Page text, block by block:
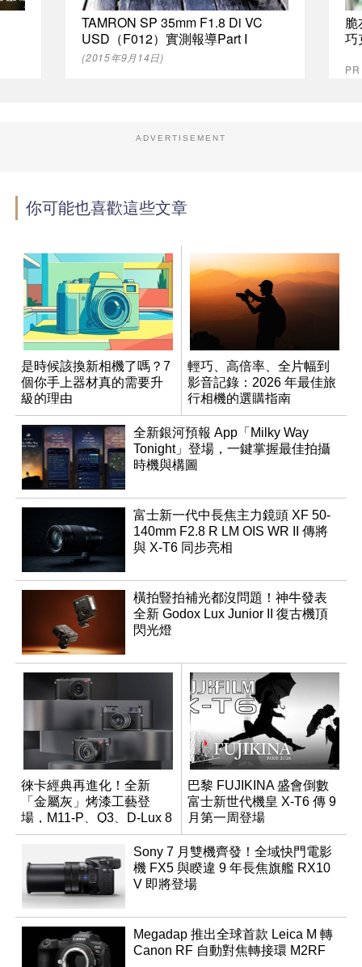
TAMRON SP 35mm F1.8 Di VC
USD（F012）實測報導Part Ⅰ
(2015年9月14日)
脆
巧
ADVERTISEMENT
你可能也喜歡這些文章
是時候該換新相機了嗎？7
個你手上器材真的需要升
級的理由
輕巧、高倍率、全片幅到
影音記錄：2026 年最佳旅
行相機的選購指南
全新銀河預報 App「Milky Way
Tonight」登場，一鍵掌握最佳拍攝
時機與構圖
富士新一代中長焦主力鏡頭 XF 50-
140mm F2.8 R LM OIS WR II 傳將
與 X-T6 同步亮相
橫拍豎拍補光都沒問題！神牛發表
全新 Godox Lux Junior II 復古機頂
閃光燈
徠卡經典再進化！全新
「金屬灰」烤漆工藝登
場，M11-P、Q3、D-Lux 8
領銜換裝
巴黎 FUJIKINA 盛會倒數
富士新世代機皇 X-T6 傳 9
月第一周登場
Sony 7 月雙機齊發！全域快門電影
機 FX5 與睽違 9 年長焦旗艦 RX10
V 即將登場
Megadap 推出全球首款 Leica M 轉
Canon RF 自動對焦轉接環 M2RF